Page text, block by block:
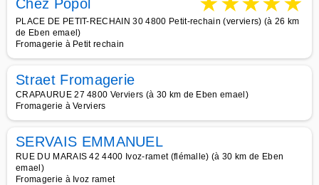
Chez Popol
PLACE DE PETIT-RECHAIN 30 4800 Petit-rechain (verviers) (à 26 km
de Eben emael)
Fromagerie à Petit rechain
Straet Fromagerie
CRAPAURUE 27 4800 Verviers (à 30 km de Eben emael)
Fromagerie à Verviers
SERVAIS EMMANUEL
RUE DU MARAIS 42 4400 Ivoz-ramet (flémalle) (à 30 km de Eben
emael)
Fromagerie à Ivoz ramet